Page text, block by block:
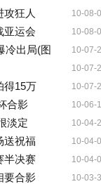
10-08-
攻狂人
10-08-
亚运会
10-07-
冷出局(图
10-07-
10-07-
得15万
10-06-
合影
10-04-
淡定
10-04-
送祝福
10-04-
半决赛
10-03-
要合影